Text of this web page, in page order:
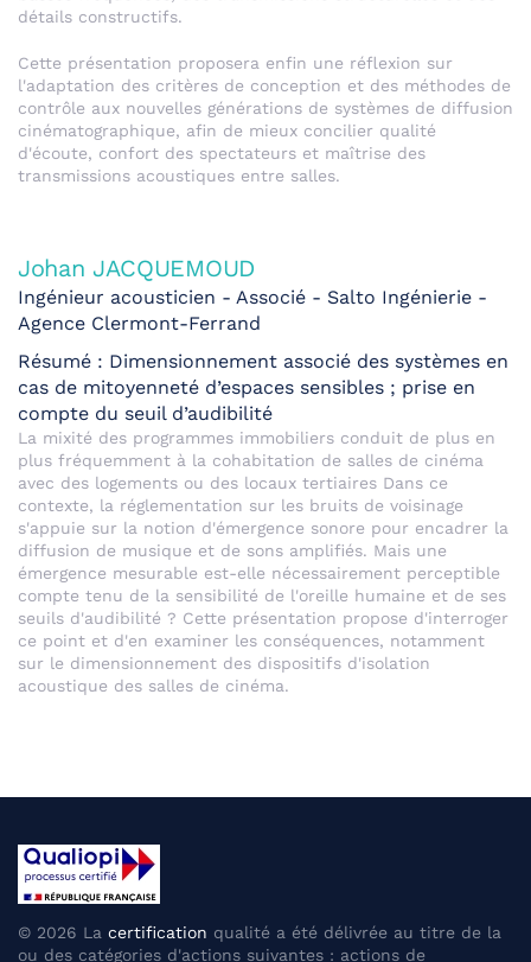
détails constructifs.
Cette présentation proposera enfin une réflexion sur
l'adaptation des critères de conception et des méthodes de
contrôle aux nouvelles générations de systèmes de diffusion
cinématographique, afin de mieux concilier qualité
d'écoute, confort des spectateurs et maîtrise des
transmissions acoustiques entre salles.
Johan JACQUEMOUD
Ingénieur acousticien - Associé - Salto Ingénierie -
Agence Clermont-Ferrand
Résumé : Dimensionnement associé des systèmes en
cas de mitoyenneté d’espaces sensibles ; prise en
compte du seuil d’audibilité
La mixité des programmes immobiliers conduit de plus en
plus fréquemment à la cohabitation de salles de cinéma
avec des logements ou des locaux tertiaires Dans ce
contexte, la réglementation sur les bruits de voisinage
s'appuie sur la notion d'émergence sonore pour encadrer la
diffusion de musique et de sons amplifiés. Mais une
émergence mesurable est-elle nécessairement perceptible
compte tenu de la sensibilité de l'oreille humaine et de ses
seuils d'audibilité ? Cette présentation propose d'interroger
ce point et d'en examiner les conséquences, notamment
sur le dimensionnement des dispositifs d'isolation
acoustique des salles de cinéma.
© 2026 La certification qualité a été délivrée au titre de la
ou des catégories d'actions suivantes : actions de